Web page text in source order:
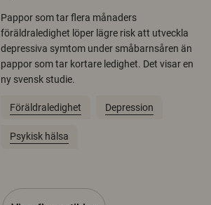
Pappor som tar flera månaders
föräldraledighet löper lägre risk att utveckla
depressiva symtom under småbarnsåren än
pappor som tar kortare ledighet. Det visar en
ny svensk studie.
Föräldraledighet Depression
Psykisk hälsa